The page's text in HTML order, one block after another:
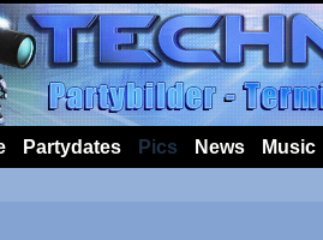
Partydates Pics News Music